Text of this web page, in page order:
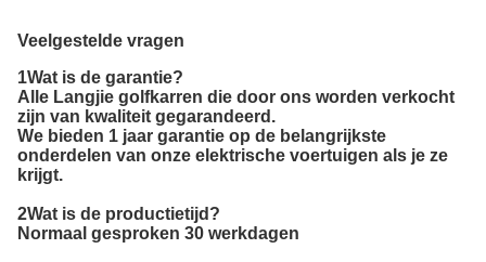
Veelgestelde vragen
1Wat is de garantie?
Alle Langjie golfkarren die door ons worden verkocht
zijn van kwaliteit gegarandeerd.
We bieden 1 jaar garantie op de belangrijkste
onderdelen van onze elektrische voertuigen als je ze
krijgt.
2Wat is de productietijd?
Normaal gesproken 30 werkdagen